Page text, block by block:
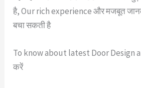
है, Our rich experience और मजबूत
बचा सकती है
To know about latest Door Design
करें